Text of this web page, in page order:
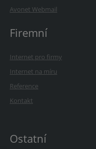
Avonet Webmail
Firemní
Internet pro firmy
Internet na míru
Reference
Kontakt
Ostatní